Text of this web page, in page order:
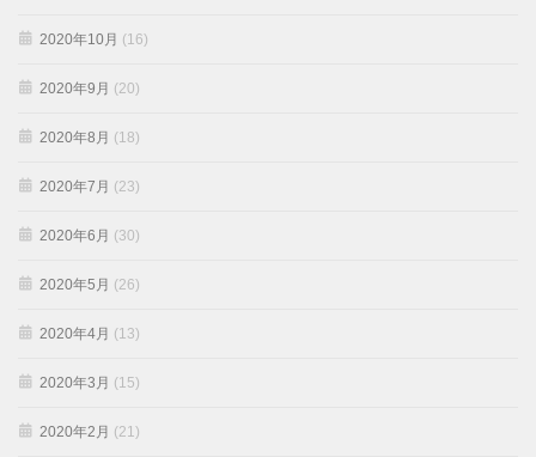
2020年10月 (16)
2020年9月 (20)
2020年8月 (18)
2020年7月 (23)
2020年6月 (30)
2020年5月 (26)
2020年4月 (13)
2020年3月 (15)
2020年2月 (21)